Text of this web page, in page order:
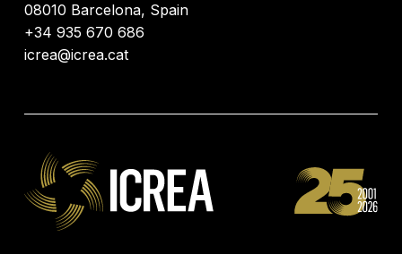
08010 Barcelona, Spain
+34 935 670 686
icrea@icrea.cat